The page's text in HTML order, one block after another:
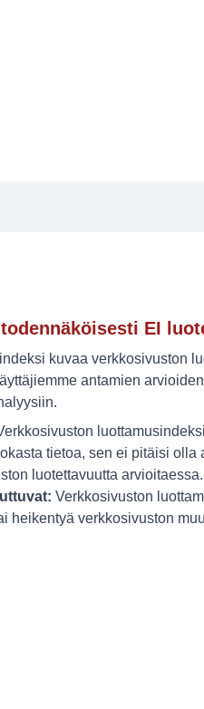
EI
kuvaa verkkosivuston
antamien
tietoa, sen ei pitäisi olla
luotettavuutta arvioitaessa.
Verkkosivuston
heikentyä verkkosivuston